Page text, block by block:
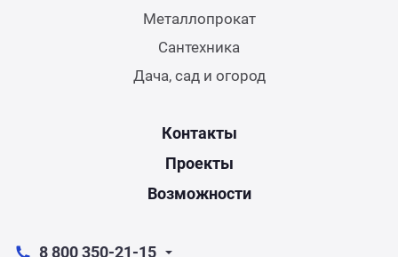
Металлопрокат
Сантехника
Дача, сад и огород
Контакты
Проекты
Возможности
8 800 350-21-15